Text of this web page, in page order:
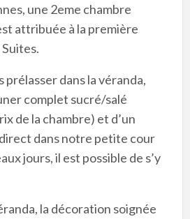
une 2eme chambre
attribuée à la première
prélasser dans la véranda,
complet sucré/salé
de la chambre) et d’un
dans notre petite cour
jours, il est possible de s’y
la décoration soignée